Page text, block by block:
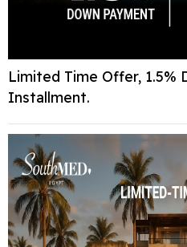
Limited Time Offer, 1.5%
Installment.